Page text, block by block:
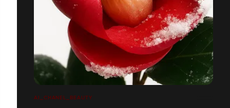
AI_CHANEL_BEAUTY